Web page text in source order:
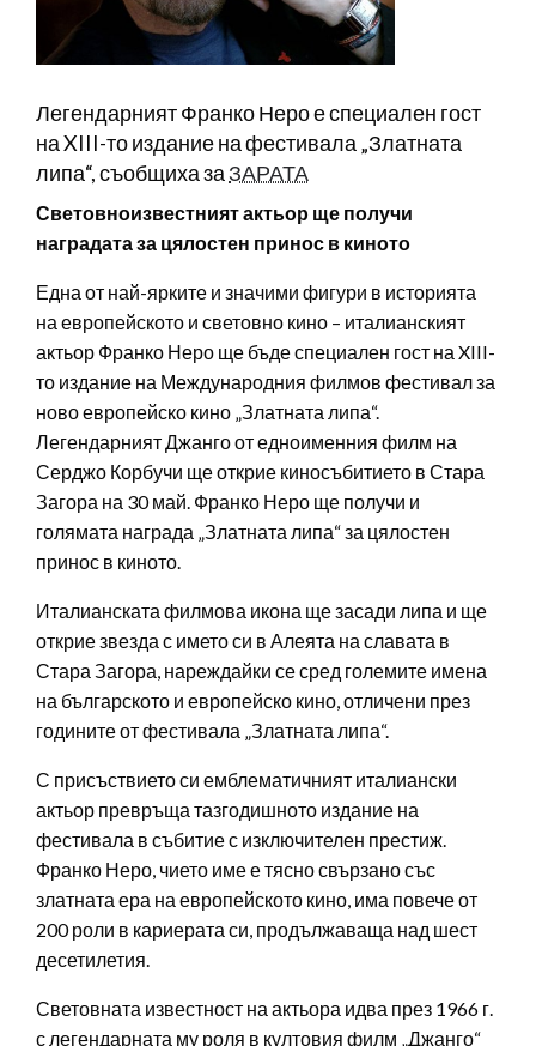
Легендарният Франко Неро е специален гост
на XIII-то издание на фестивала „Златната
липа“, съобщиха заЗАРАТА
Световноизвестният актьор ще получи
наградата за цялостен принос в киното
Една от най-ярките и значими фигури в историята
на европейското и световно кино – италианският
актьор Франко Неро ще бъде специален гост на XIII-
то издание на Международния филмов фестивал за
ново европейско кино „Златната липа“.
Легендарният Джанго от едноименния филм на
Серджо Корбучи ще открие киносъбитието в Стара
Загора на 30 май. Франко Неро ще получи и
голямата награда „Златната липа“ за цялостен
принос в киното.
Италианската филмова икона ще засади липа и ще
открие звезда с името си в Алеята на славата в
Стара Загора, нареждайки се сред големите имена
на българското и европейско кино, отличени през
годините от фестивала „Златната липа“.
С присъствието си емблематичният италиански
актьор превръща тазгодишното издание на
фестивала в събитие с изключителен престиж.
Франко Неро, чието име е тясно свързано със
златната ера на европейското кино, има повече от
200 роли в кариерата си, продължаваща над шест
десетилетия.
Световната известност на актьора идва през 1966 г.
с легендарната му роля в култовия филм „Джанго“